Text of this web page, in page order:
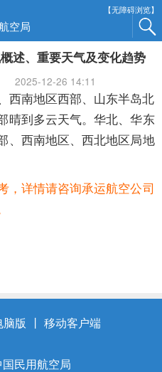
【无障碍浏览】
空局
述、重要天气及变化趋势
2025-12-26 14:11
南地区西部、山东半岛北
晴到多云天气。华北、华东
、西南地区、西北地区局地
，详情请咨询承运航空公司
脑版 丨 移动客户端
民用航空局